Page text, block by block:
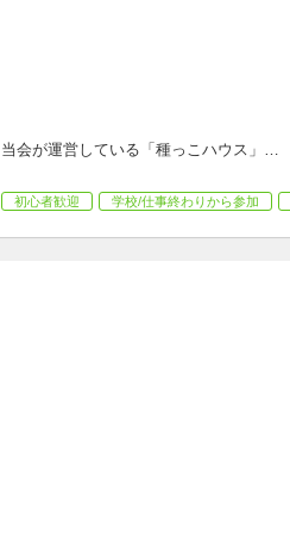
当会が運営している「種っこハウス」 …
初心者歓迎 学校/仕事終わりから参加